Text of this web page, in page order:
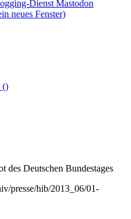
Dienst Mastodon
neues Fenster)
()
des Deutschen Bundestages
presse/hib/2013_06/01-